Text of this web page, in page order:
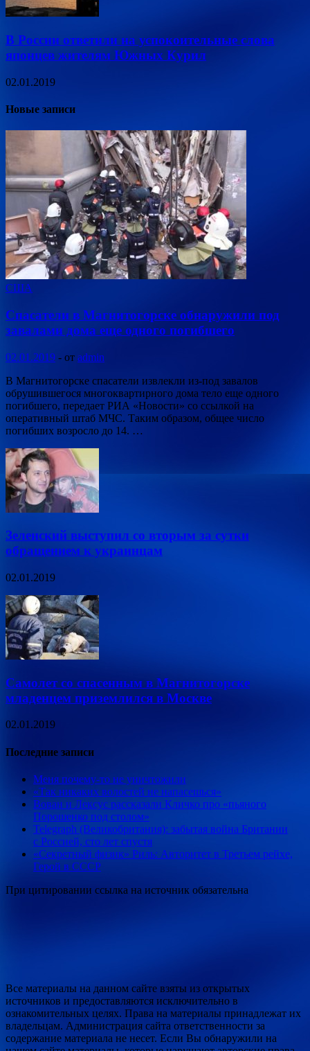
В России ответили на успокоительные слова
японцев жителям Южных Курил
02.01.2019
Новые записи
США
Спасатели в Магнитогорске обнаружили под
завалами дома еще одного погибшего
02.01.2019 - от admin
В Магнитогорске спасатели извлекли из-под завалов
обрушившегося многоквартирного дома тело еще одного
погибшего, передает РИА «Новости» со ссылкой на
оперативный штаб МЧС. Таким образом, общее число
погибших возросло до 14. …
Зеленский выступил со вторым за сутки
обращением к украинцам
02.01.2019
Самолет со спасенным в Магнитогорске
младенцем приземлился в Москве
02.01.2019
Последние записи
Меня почему-то не уничтожили
«Так никаких волостей не напасешься»
Вован и Лексус рассказали Кличко про «пьяного
Порошенко под столом»
Telegraph (Великобритания): забытая война Британии
с Россией, сто лет спустя
«Секретный физик» Риль: Авторитет в Третьем рейхе,
Герой в СССР
При цитировании ссылка на источник обязательна
Все материалы на данном сайте взяты из открытых
источников и предоставляются исключительно в
ознакомительных целях. Права на материалы принадлежат их
владельцам. Администрация сайта ответственности за
содержание материала не несет. Если Вы обнаружили на